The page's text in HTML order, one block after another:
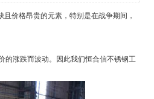
价格昂贵的元素，特别是在战争期间，
涨跌而波动。因此我们恒合信不锈钢工